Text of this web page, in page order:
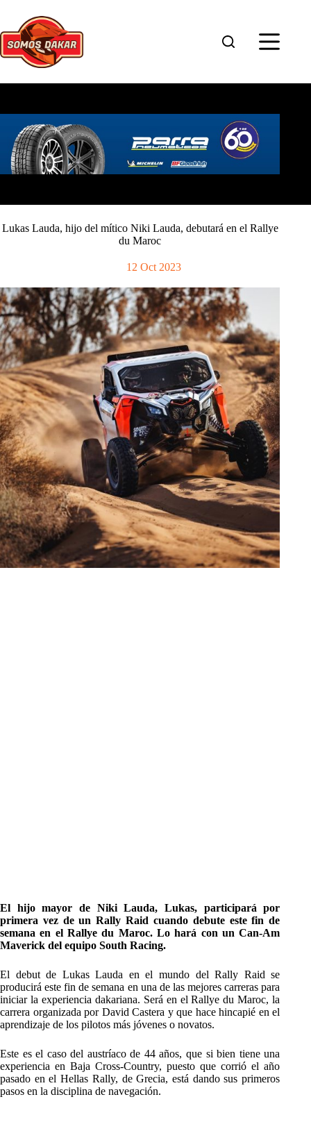
contenido
Lukas Lauda, hijo del mítico Niki Lauda, debutará en el Rallye
du Maroc
12 Oct 2023
El hijo mayor de Niki Lauda, Lukas, participará por
primera vez de un Rally Raid cuando debute este fin de
semana en el Rallye du Maroc. Lo hará con un Can-Am
Maverick del equipo South Racing.
El debut de Lukas Lauda en el mundo del Rally Raid se
producirá este fin de semana en una de las mejores carreras para
iniciar la experiencia dakariana. Será en el Rallye du Maroc, la
carrera organizada por David Castera y que hace hincapié en el
aprendizaje de los pilotos más jóvenes o novatos.
Este es el caso del austríaco de 44 años, que si bien tiene una
experiencia en Baja Cross-Country, puesto que corrió el año
pasado en el Hellas Rally, de Grecia, está dando sus primeros
pasos en la disciplina de navegación.